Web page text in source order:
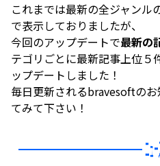
これまでは最新の全ジャンル
で表示しておりましたが、
今回のアップデートで最新の
テゴリごとに最新記事上位５
ップデートしました！
毎日更新されるbravesoftの
てみて下さい！